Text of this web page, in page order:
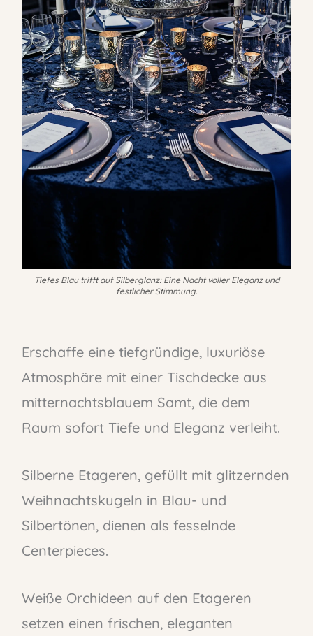
Tiefes Blau trifft auf Silberglanz: Eine Nacht voller Eleganz und
festlicher Stimmung.
Erschaffe eine tiefgründige, luxuriöse
Atmosphäre mit einer Tischdecke aus
mitternachtsblauem Samt, die dem
Raum sofort Tiefe und Eleganz verleiht.
Silberne Etageren, gefüllt mit glitzernden
Weihnachtskugeln in Blau- und
Silbertönen, dienen als fesselnde
Centerpieces.
Weiße Orchideen auf den Etageren
setzen einen frischen, eleganten